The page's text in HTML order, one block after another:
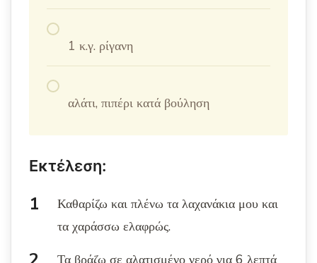
1 κ.γ. ρίγανη
αλάτι, πιπέρι κατά βούληση
Εκτέλεση:
Καθαρίζω και πλένω τα λαχανάκια μου και
τα χαράσσω ελαφρώς.